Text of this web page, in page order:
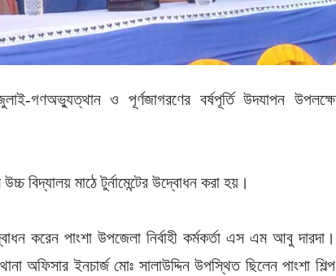
গণঅভ্যুত্থান ও পূর্ণজাগরণের বর্ষপূর্তি উদযাপন উপলক্ষে
বিদ্যালয় মাঠে টুর্নামেন্টের উদ্বোধন করা হয়।
করেন পাংশা উপজেলা নির্বাহী কর্মকর্তা এস এম আবু দারদা।
অফিসার ইনচার্জ মোঃ সালাউদ্দিন উপস্থিত ছিলেন পাংশা শিল্প